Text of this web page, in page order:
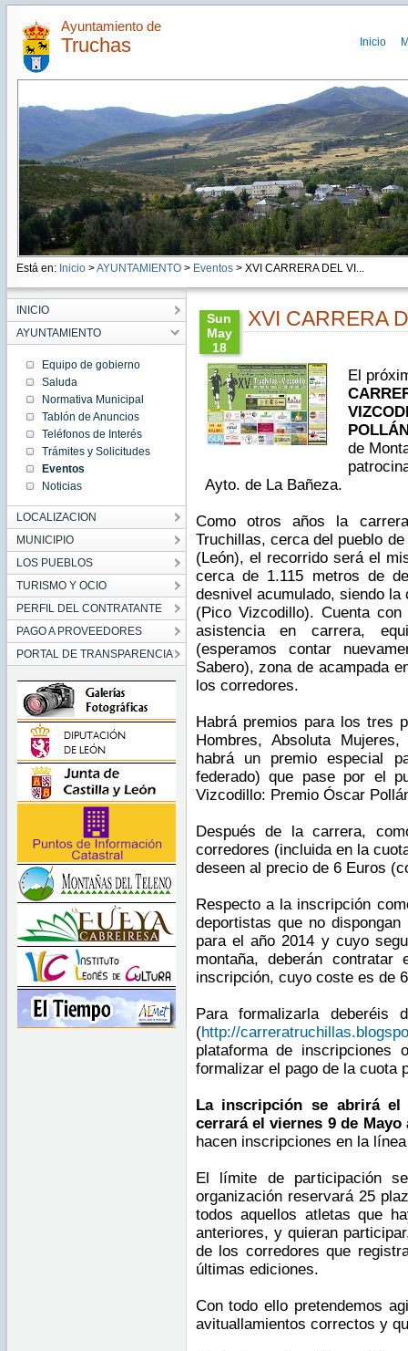
Ayuntamiento de
Truchas Inicio
Está en: Inicio >AYUNTAMIENTO> Eventos> XVI CARRERA DEL VI...
INICIO
AYUNTAMIENTO
Equipo de gobierno
Saluda
Normativa Municipal
Tablón de Anuncios
Teléfonos de Interés
Trámites y Solicitudes
Eventos
Noticias
LOCALIZACION
MUNICIPIO
LOS PUEBLOS
TURISMO Y OCIO
PERFIL DEL CONTRATANTE
PAGO A PROVEEDORES
PORTAL DE TRANSPARENCIA
Sun
May
18
13:07:00
CEST
2014
Sun
May 18
13:07:00
CEST
2014
13:07:00
CEST
XVI CARRERA
El
de
Ayto. de La Bañeza.
Como otros años la
Truchillas, cerca del pueblo
(León), el recorrido será el
cerca de 1.115 metros de
desnivel acumulado, siendo
(Pico Vizcodillo). Cuenta
asistencia en carrera,
(esperamos contar
Sabero), zona de acampada
los corredores.
Habrá premios para los tres
Hombres, Absoluta
habrá un premio especial
federado) que pase por el
Vizcodillo: Premio Óscar
Después de la carrera,
corredores (incluida en la
deseen al precio de 6 Euros
Respecto a la inscripción
deportistas que no
para el año 2014 y cuyo
montaña, deberán
inscripción, cuyo coste es de
Para formalizarla
(http://
plataforma de inscripciones
formalizar el pago de la cuota
La inscripción se abrirá
cerrará el viernes 9 de
hacen inscripciones en la
El límite de participación
organización reservará 25
todos aquellos atletas que
anteriores, y quieran
de los corredores que
últimas ediciones.
Con todo ello pretendemos
avituallamientos correctos y